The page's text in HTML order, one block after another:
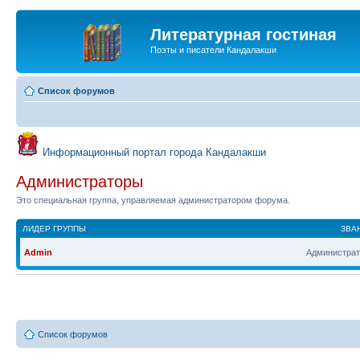
Литературная гостиная
Поэты и писатели Кандалакши
Список форумов
Информационный портал города Кандалакши
Администраторы
Это специальная группа, управляемая администратором форума.
ЛИДЕР ГРУППЫ
Admin
Список форумов